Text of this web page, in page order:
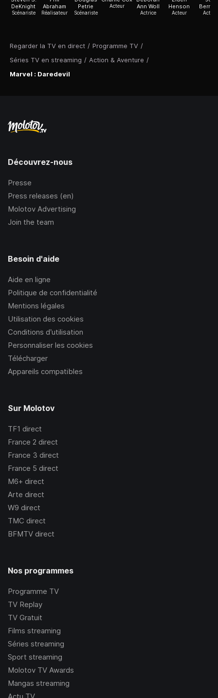
Regarder la TV en direct / Programme TV /
Séries TV en streaming / Action & Aventure /
Marvel : Daredevil
DeKnight
Scénariste
Abraham
Réalisateur
Petrie
Scénariste
Acteur
Ann Woll
Actrice
Henson
Acteur Acteur
Découvrez-nous
Presse
Press releases (en)
Molotov Advertising
Join the team
Besoin d'aide
Aide en ligne
Politique de confidentialité
Mentions légales
Utilisation des cookies
Conditions d’utilisation
Personnaliser les cookies
Télécharger
Appareils compatibles
Sur Molotov
TF1 direct
France 2 direct
France 3 direct
France 5 direct
M6+ direct
Arte direct
W9 direct
TMC direct
BFMTV direct
Nos programmes
Programme TV
TV Replay
TV Gratuit
Films streaming
Séries streaming
Sport streaming
Molotov TV Awards
Mangas streaming